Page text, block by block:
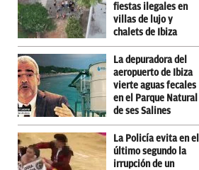
fiestas ilegales en
villas de lujo y
chalets de Ibiza
La depuradora del
aeropuerto de Ibiza
vierte aguas fecales
en el Parque Natural
de ses Salines
La Policía evita en el
último segundo la
irrupción de un